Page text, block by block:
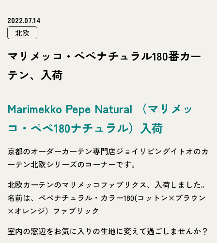
2022.07.14
北欧
マリメッコ・ぺぺナチュラル180番カー
テン、入荷
Marimekko Pepe Natural （マリメッ
コ・ペペ180ナチュラル）入荷
京都のオーダーカーテン専門店ジョイリビングイトオのカ
ーテン北欧シリーズのコーナーです。
北欧カーテンのマリメッコファブリクス、入荷しました。
名前は、ペペナチュラル・カラー180(コットン×ブラウン
×オレンジ）ファブリック
室内の窓辺をお気に入りの生地に変えて過ごしませんか？